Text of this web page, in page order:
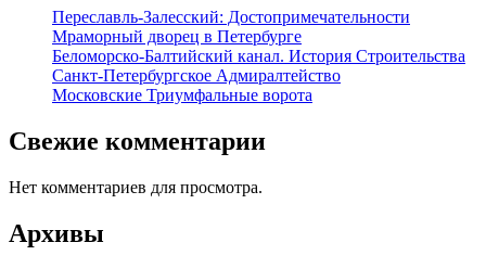
Переславль-Залесский: Достопримечательности
Мраморный дворец в Петербурге
Беломорско-Балтийский канал. История Строительства
Санкт-Петербургское Адмиралтейство
Московские Триумфальные ворота
Свежие комментарии
Нет комментариев для просмотра.
Архивы